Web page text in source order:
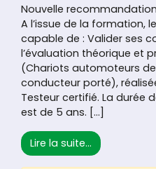
Nouvelle
A l’issue de la formation,
capable de : Valider ses
l’évaluation théorique et
(Chariots automoteurs
conducteur porté),
Testeur certifié. La durée
est de 5 ans. […]
Lire la suite… from